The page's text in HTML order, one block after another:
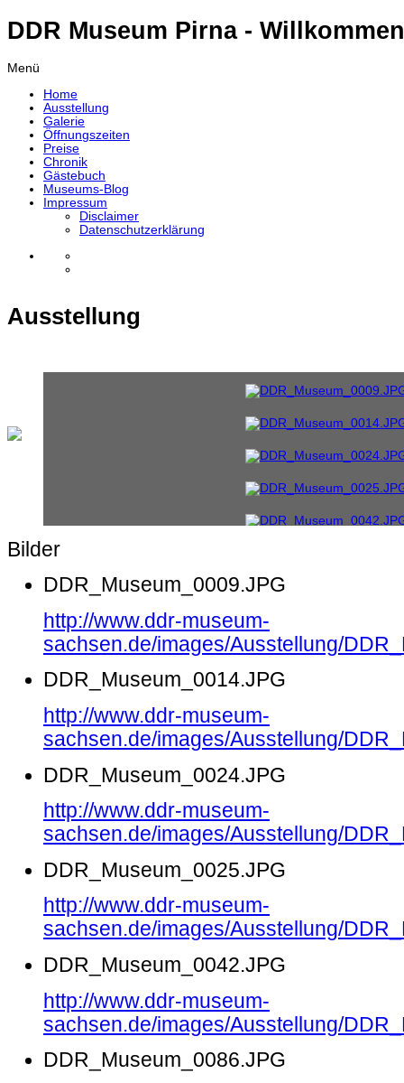
DDR Museum Pirna -
Menü
Home
Ausstellung
Galerie
Öffnungszeiten
Preise
Chronik
Gästebuch
Museums-Blog
Impressum
Disclaimer
Datenschutzerklärung
Ausstellung
Bilder
DDR_Museum_0009.JPG
http://www.ddr-museum-
sachsen.de/images/Ausstellung/
DDR_Museum_0014.JPG
http://www.ddr-museum-
sachsen.de/images/Ausstellung/
DDR_Museum_0024.JPG
http://www.ddr-museum-
sachsen.de/images/Ausstellung/
DDR_Museum_0025.JPG
http://www.ddr-museum-
sachsen.de/images/Ausstellung/
DDR_Museum_0042.JPG
http://www.ddr-museum-
sachsen.de/images/Ausstellung/
DDR_Museum_0086.JPG